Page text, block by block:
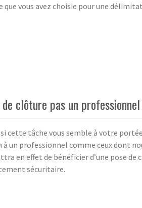
que vous avez choisie pour une
de clôture pas un professionnel
cette tâche vous semble à votre
un professionnel comme ceux dont
en effet de bénéficier d’une pose
sécuritaire.